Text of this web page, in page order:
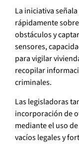
La iniciativa
rápidamente
obstáculos y
sensores,
para vigilar
recopilar
criminales.
Las legisladoras
incorporación de
mediante el uso
vacíos legales y